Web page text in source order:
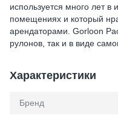
используется много лет в
помещениях и который
арендаторами. Gorloon
рулонов, так и в виде
Характеристики
Бренд